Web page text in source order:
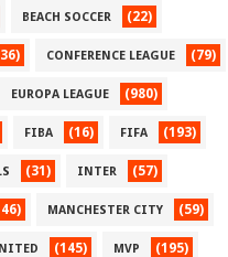
BEACH SOCCER (22)
CONFERENCE LEAGUE (79)
EUROPA LEAGUE (980)
FIBA (16) FIFA (193)
(31) INTER (57)
MANCHESTER CITY (59)
(145) MVP (195)